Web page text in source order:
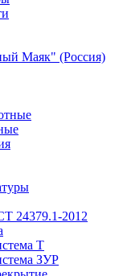
Маяк" (Россия)
24379.1-2012
T
ЗУР